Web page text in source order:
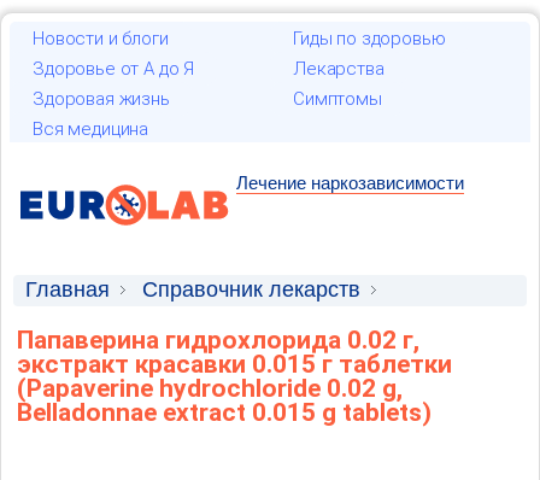
Новости и блоги
Гиды по здоровью
Здоровье от А до Я
Лекарства
Здоровая жизнь
Симптомы
Вся медицина
Лечение наркозависимости
Главная
Справочник лекарств
Лекарственные средства
Папаверина гидрохлорида 0.02 г,
экстракт красавки 0.015 г таблетки
(Papaverine hydrochloride 0.02 g,
Belladonnae extract 0.015 g tablets)